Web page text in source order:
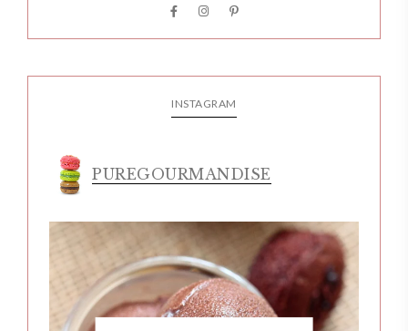
INSTAGRAM
PUREGOURMANDISE